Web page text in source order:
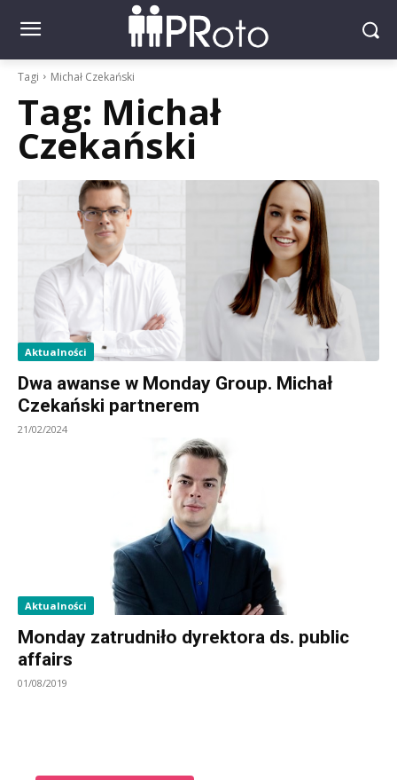
Tagi Michał Czekański
Tag: Michał
Czekański
Aktualności
Dwa awanse w Monday Group. Michał
Czekański partnerem
21/02/2024
Aktualności
Monday zatrudniło dyrektora ds. public
affairs
01/08/2019